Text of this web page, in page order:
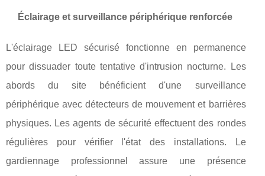
Éclairage et surveillance périphérique renforcée
L'éclairage LED sécurisé fonctionne en permanence
pour dissuader toute tentative d'intrusion nocturne. Les
abords du site bénéficient d'une surveillance
périphérique avec détecteurs de mouvement et barrières
physiques. Les agents de sécurité effectuent des rondes
régulières pour vérifier l'état des installations. Le
gardiennage professionnel assure une présence